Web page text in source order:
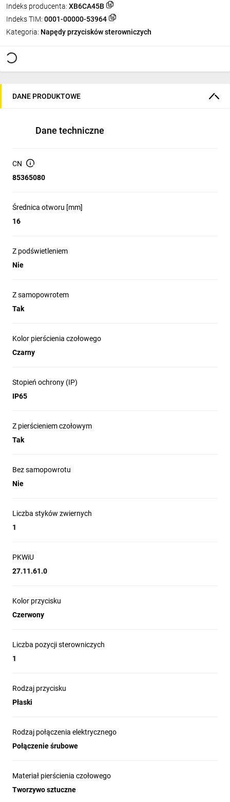
Indeks producenta: XB6CA45B
Indeks TIM: 0001-00000-53964
Kategoria: Napędy przycisków sterowniczych
DANE PRODUKTOWE
Dane techniczne
CN
85365080
Średnica otworu [mm]
16
Z podświetleniem
Nie
Z samopowrotem
Tak
Kolor pierścienia czołowego
Czarny
Stopień ochrony (IP)
IP65
Z pierścieniem czołowym
Tak
Bez samopowrotu
Nie
Liczba styków zwiernych
1
PKWiU
27.11.61.0
Kolor przycisku
Czerwony
Liczba pozycji sterowniczych
1
Rodzaj przycisku
Płaski
Rodzaj połączenia elektrycznego
Połączenie śrubowe
Materiał pierścienia czołowego
Tworzywo sztuczne